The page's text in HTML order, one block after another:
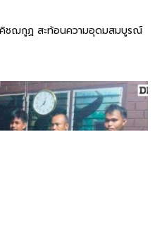
คิชฌกูฏ สะท้อนความอุดมสมบูรณ์